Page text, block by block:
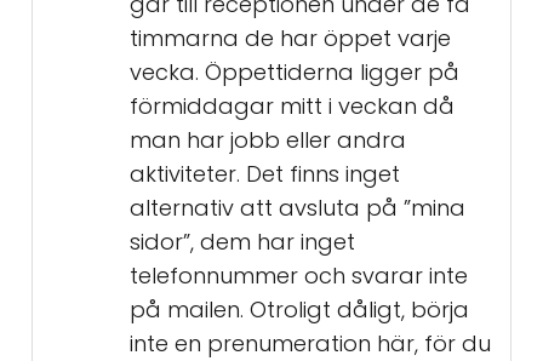
timmarna de har öppet varje
vecka. Öppettiderna ligger på
förmiddagar mitt i veckan då
man har jobb eller andra
aktiviteter. Det finns inget
alternativ att avsluta på ”mina
sidor”, dem har inget
telefonnummer och svarar inte
på mailen. Otroligt dåligt, börja
inte en prenumeration här, för du